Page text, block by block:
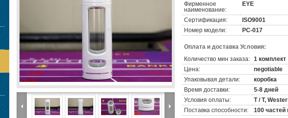
Фирменное
наименование:
EYE
Сертификация:
ISO9001
Номер модели:
PC-017
Оплата и доставка Условия:
Количество мин заказа: 1 комплект
Цена:
negotiable
Упаковывая детали:
коробка
Время доставки:
5-8 дней
Условия оплаты:
T / T,
Поставка способности:
100